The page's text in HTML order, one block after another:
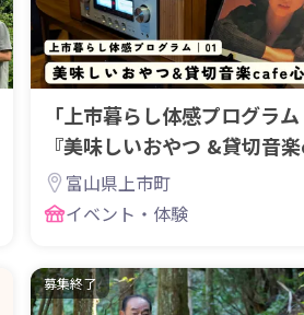
「上市暮らし体感プログラム
『美味しいおやつ &貸切音
音 富山県上市町
イベント・体験
募集終了